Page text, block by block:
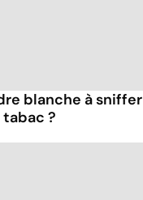
blanche à sniffer
?